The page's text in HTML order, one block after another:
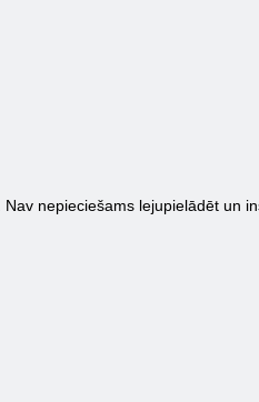
nepieciešams lejupielādēt un